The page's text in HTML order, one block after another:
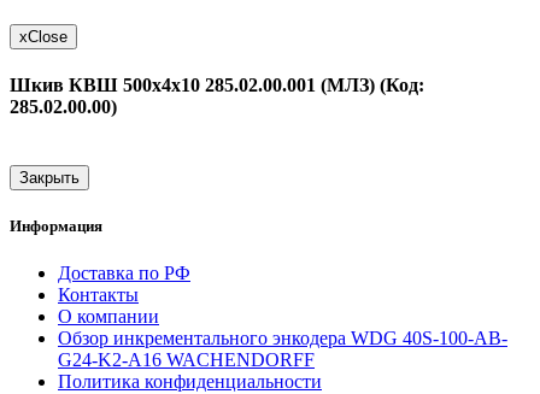
xClose
Шкив КВШ 500х4х10 285.02.00.001 (МЛЗ) (Код:
285.02.00.00)
Закрыть
Информация
Доставка по РФ
Контакты
О компании
Обзор инкрементального энкодера WDG 40S-100-AB-
G24-K2-A16 WACHENDORFF
Политика конфиденциальности